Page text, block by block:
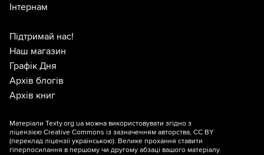
Інтернам
Підтримай нас!
Наш магазин
Графік Дня
Архів блогів
Архів книг
Матеріали Texty.org.ua можна використовувати згідно з
ліцензією Creative Commons із зазначенням авторства, CC BY
(переклад ліцензії українською). Велике прохання ставити
гіперпосилання в першому чи другому абзаці вашого матеріалу.